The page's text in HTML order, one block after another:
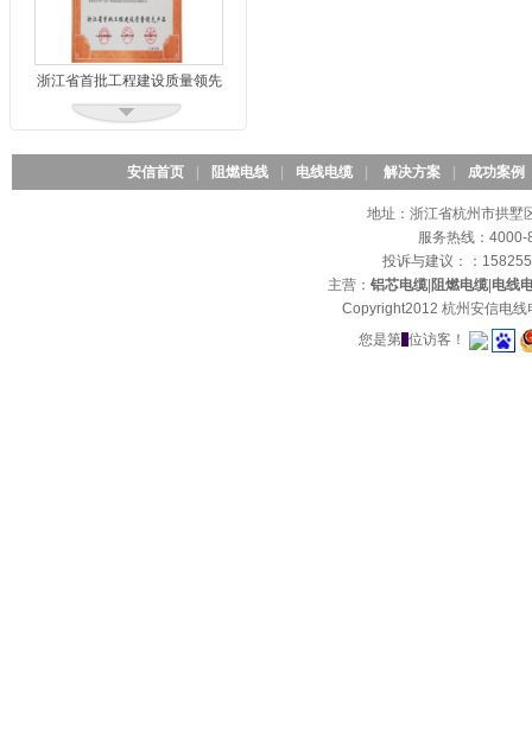
浙江省首批工程建设质量领先
产品2
安信首页 阻燃电线 电线电缆 解决方案 成功案例
地址：浙江省杭州市拱
服务热线：
投诉与建议：：
主营： 铝芯电缆 阻燃电缆 电线
Copyright2012 杭州安信电
您是第 位访客！